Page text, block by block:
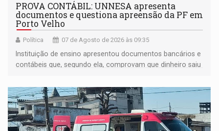
PROVA CONTÁBIL: UNNESA apresenta
documentos e questiona apreensão da PF em
Porto Velho
Política 07 de Agosto de 2026 às 09:35
Instituição de ensino apresentou documentos bancários e
contábeis que, segundo ela, comprovam que dinheiro saiu
apreendido quando já estava dentro da sede da entidade
— em pleno ano eleitoral em Rondônia